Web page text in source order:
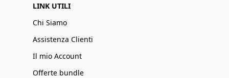
LINK UTILI
Chi Siamo
Assistenza Clienti
Il mio Account
Offerte bundle